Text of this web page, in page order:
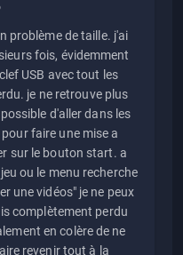
problème de taille. j'ai
fois, évidemment
USB avec tout les
je ne retrouve plus
d'aller dans les
faire une mise a
sur le bouton start. a
ou le menu recherche
une vidéos" je ne peux
complètement perdu
en colère de ne
revenir tout à la